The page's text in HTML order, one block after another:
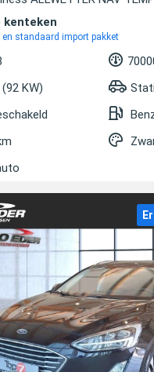
kenteken
en standaard import pakket
KW)